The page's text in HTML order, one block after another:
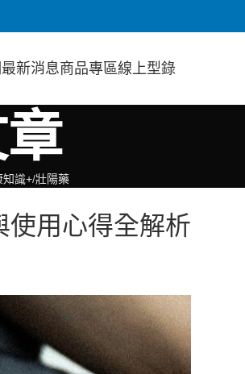
最新消息商品專區線上型錄
知識+ 壯陽藥
使用心得全解析